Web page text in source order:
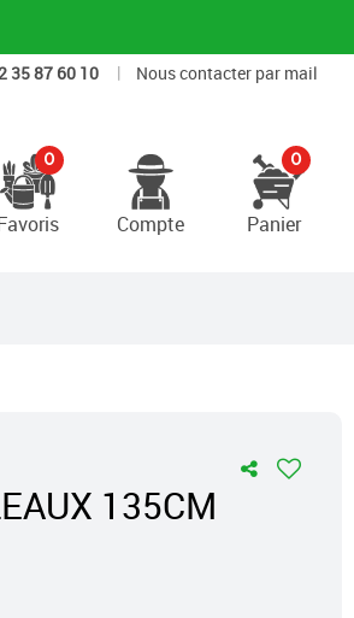
35 87 60 10 | Nous contacter par mail
0
Compte
0
Panier
135CM